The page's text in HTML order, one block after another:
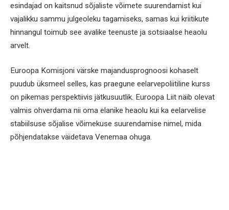
esindajad on kaitsnud sõjaliste võimete suurendamist kui
vajalikku sammu julgeoleku tagamiseks, samas kui kriitikute
hinnangul toimub see avalike teenuste ja sotsiaalse heaolu
arvelt.
Euroopa Komisjoni värske majandusprognoosi kohaselt
puudub üksmeel selles, kas praegune eelarvepoliitiline kurss
on pikemas perspektiivis jätkusuutlik. Euroopa Liit näib olevat
valmis ohverdama nii oma elanike heaolu kui ka eelarvelise
stabiilsuse sõjalise võimekuse suurendamise nimel, mida
põhjendatakse väidetava Venemaa ohuga.